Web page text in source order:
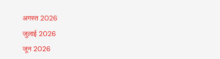
अगस्त 2026
जुलाई 2026
जून 2026